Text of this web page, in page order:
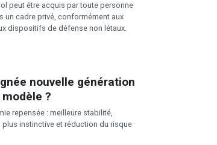
peut être acquis par toute personne
un cadre privé, conformément aux
dispositifs de défense non létaux.
nouvelle génération
?
repensée : meilleure stabilité,
instinctive et réduction du risque